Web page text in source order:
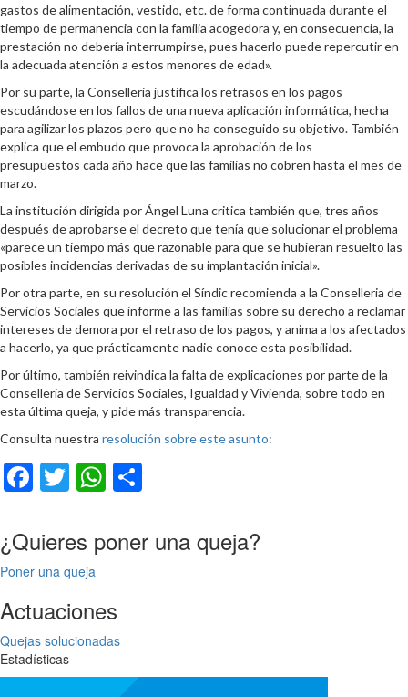
gastos de alimentación, vestido, etc. de forma continuada durante el
tiempo de permanencia con la familia acogedora y, en consecuencia, la
prestación no debería interrumpirse, pues hacerlo puede repercutir en
la adecuada atención a estos menores de edad».
Por su parte, la Conselleria justifica los retrasos en los pagos
escudándose en los fallos de una nueva aplicación informática, hecha
para agilizar los plazos pero que no ha conseguido su objetivo. También
explica que el embudo que provoca la aprobación de los
presupuestos cada año hace que las familias no cobren hasta el mes de
marzo.
La institución dirigida por Ángel Luna critica también que, tres años
después de aprobarse el decreto que tenía que solucionar el problema
«parece un tiempo más que razonable para que se hubieran resuelto las
posibles incidencias derivadas de su implantación inicial».
Por otra parte, en su resolución el Síndic recomienda a la Conselleria de
Servicios Sociales que informe a las familias sobre su derecho a reclamar
intereses de demora por el retraso de los pagos, y anima a los afectados
a hacerlo, ya que prácticamente nadie conoce esta posibilidad.
Por último, también reivindica la falta de explicaciones por parte de la
Conselleria de Servicios Sociales, Igualdad y Vivienda, sobre todo en
esta última queja, y pide más transparencia.
Consulta nuestra resolución sobre este asunto:
Facebook
TwitterWhatsApp
¿Quieres poner una queja?
Poner una queja
Actuaciones
Quejas solucionadas
Estadísticas